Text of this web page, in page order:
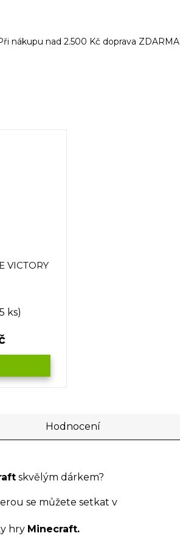
nákupu nad 2.500 Kč doprava ZDARMA
VICTORY
ks)
Hodnocení
skvělým dárkem?
se můžete setkat v
hry Minecraft.